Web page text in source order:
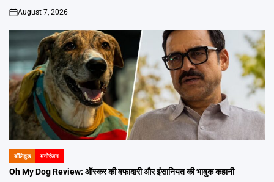
on
August 7, 2026
POSTED
IN
बॉलिवुड मनोरंजन
Oh My Dog Review: ऑस्कर की वफादारी और इंसानियत की भावुक कहानी